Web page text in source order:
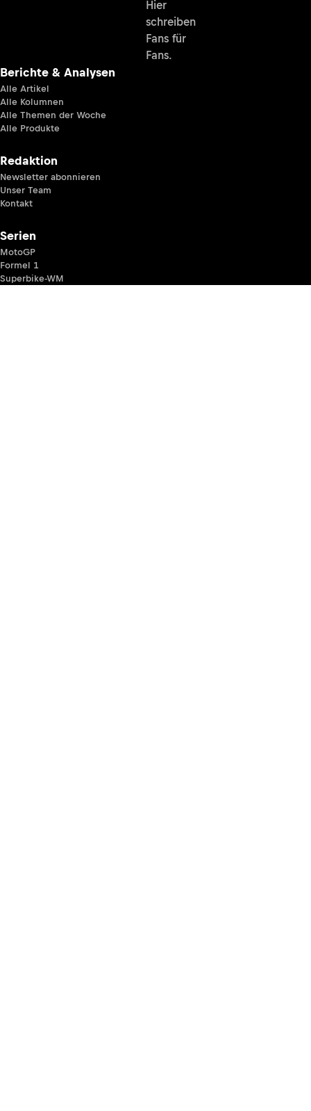
Hier
schreiben
Fans für
Fans.
Berichte & Analysen
Alle Artikel
Alle Kolumnen
Alle Themen der Woche
Alle Produkte
Redaktion
Newsletter abonnieren
Unser Team
Kontakt
Serien
MotoGP
Formel 1
Superbike-WM